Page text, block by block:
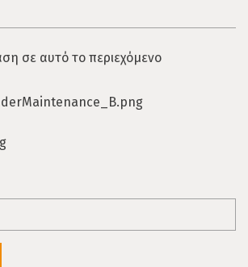
σε αυτό το περιεχόμενο